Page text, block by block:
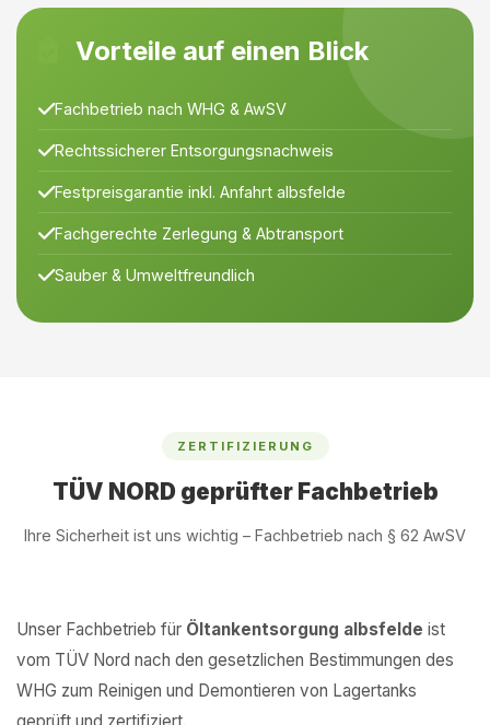
Vorteile auf einen Blick
Fachbetrieb nach WHG & AwSV
Rechtssicherer Entsorgungsnachweis
Festpreisgarantie inkl. Anfahrt albsfelde
Fachgerechte Zerlegung & Abtransport
Sauber & Umweltfreundlich
ZERTIFIZIERUNG
TÜV NORD geprüfter Fachbetrieb
Ihre Sicherheit ist uns wichtig – Fachbetrieb nach § 62 AwSV
Unser Fachbetrieb für Öltankentsorgung albsfelde ist
vom TÜV Nord nach den gesetzlichen Bestimmungen des
WHG zum Reinigen und Demontieren von Lagertanks